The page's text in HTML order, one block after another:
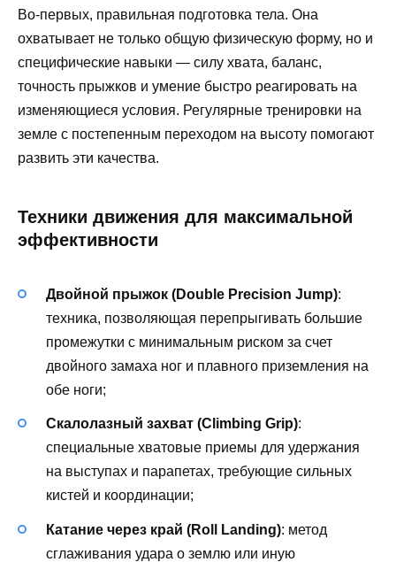
Во-первых, правильная подготовка тела. Она
охватывает не только общую физическую форму, но и
специфические навыки — силу хвата, баланс,
точность прыжков и умение быстро реагировать на
изменяющиеся условия. Регулярные тренировки на
земле с постепенным переходом на высоту помогают
развить эти качества.
Техники движения для максимальной
эффективности
Двойной прыжок (Double Precision Jump):
техника, позволяющая перепрыгивать большие
промежутки с минимальным риском за счет
двойного замаха ног и плавного приземления на
обе ноги;
Скалолазный захват (Climbing Grip):
специальные хватовые приемы для удержания
на выступах и парапетах, требующие сильных
кистей и координации;
Катание через край (Roll Landing): метод
сглаживания удара о землю или иную